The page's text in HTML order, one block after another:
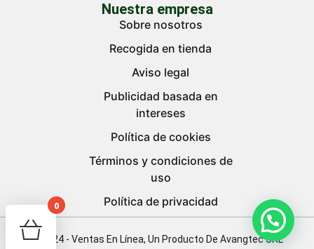
Nuestra empresa
Sobre nosotros
Recogida en tienda
Aviso legal
Publicidad basada en
intereses
Política de cookies
Términos y condiciones de
uso
Política de privacidad
© 2024 - Ventas En Línea, Un Producto De Avangtec SRL
Your cart is empty!
0